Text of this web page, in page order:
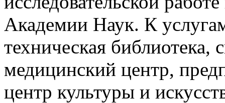
Академии Наук. К
техническая библиотека,
медицинский центр,
центр культуры и